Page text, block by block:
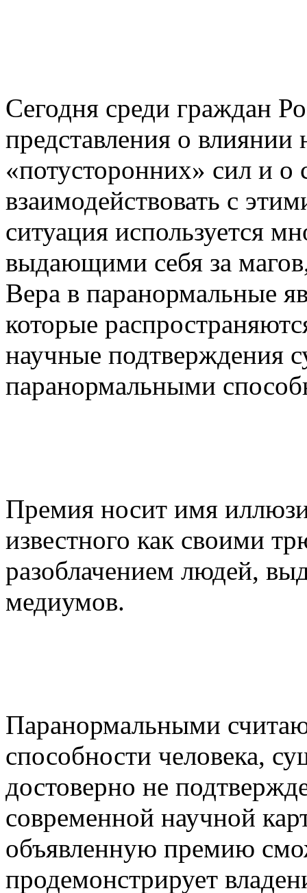
Сегодня среди граждан
представления о
«потусторонних» сил и
взаимодействовать с
ситуация используется
выдающими себя за
Вера в паранормальные
которые
научные подтверждения
паранормальными
Премия носит имя
известного как своими
разоблачением людей,
медиумов.
Паранормальными
способности человека,
достоверно не
современной научной
объявленную премию
продемонстрирует